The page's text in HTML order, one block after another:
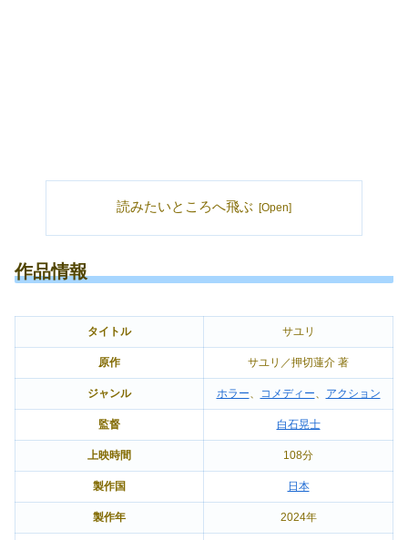
読みたいところへ飛ぶ
作品情報
タイトル サユリ
原作 サユリ／押切蓮介 著
ジャンル ホラー、 コメディー、 アクション
監督 白石晃士
上映時間 108分
製作国 日本
製作年 2024年